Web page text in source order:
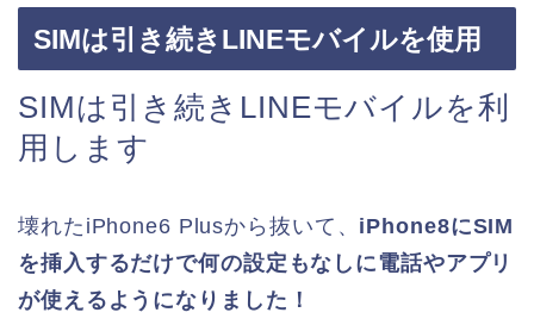
SIMは引き続きLINEモバイルを使用
SIMは引き続きLINEモバイルを利
用します
壊れたiPhone6 Plusから抜いて、 iPhone8にSIM
を挿入するだけで何の設定もなしに電話やアプリ
が使えるようになりました！